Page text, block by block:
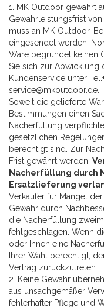
1. MK Outdoor gewährt
Gewährleistungsfrist
muss an MK Outdoor,
eingesendet werden.
Ware begründet keinen
Sie sich zur Abwicklung
Kundenservice unter
service@mkoutdoor.de.
Soweit die gelieferte
Bestimmungen einen
Nacherfüllung
gesetzlichen
berechtigt sind. Zur
Frist gewährt werden.
Nacherfüllung durch
Ersatzlieferung
Verkäufer für Mängel
Gewähr durch
die Nacherfüllung
fehlgeschlagen. Wenn
oder Ihnen eine
Ihrer Wahl berechtigt,
Vertrag zurückzutreten.
2. Keine Gewähr
aus unsachgemäßer
fehlerhafter Pflege und